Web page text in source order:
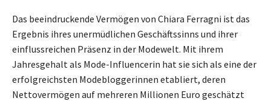
Das beeindruckende Vermögen von Chiara Ferragni ist das
Ergebnis ihres unermüdlichen Geschäftssinns und ihrer
einflussreichen Präsenz in der Modewelt. Mit ihrem
Jahresgehalt als Mode-Influencerin hat sie sich als eine der
erfolgreichsten Modebloggerinnen etabliert, deren
Nettovermögen auf mehreren Millionen Euro geschätzt